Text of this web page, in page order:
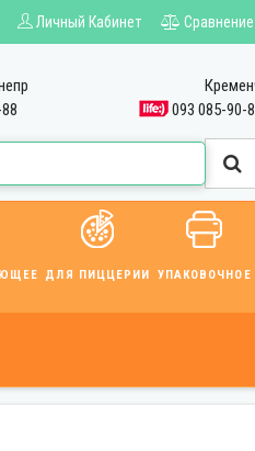
Личный Кабинет
093 085-90-
ДЛЯ ПИЦЦЕРИИ УПАКОВОЧНОЕ